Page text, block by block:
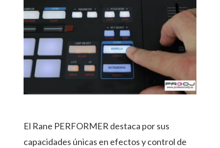
El Rane PERFORMER destaca por sus
capacidades únicas en efectos y control de